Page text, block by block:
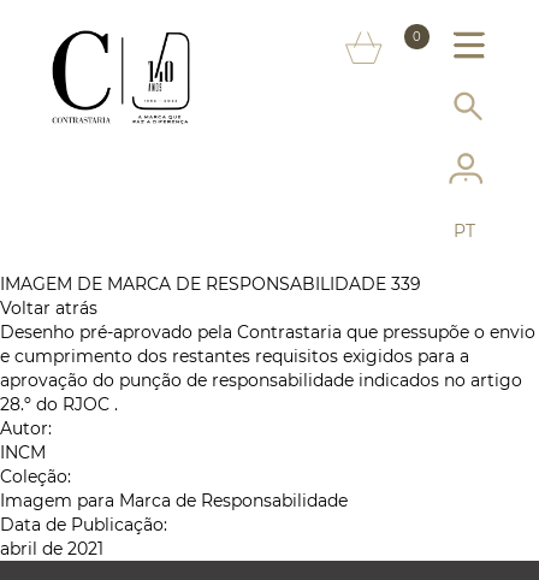
0
INFORMAÇÃO AO CONSUMIDOR
SERVIÇOS
LOJA ONLINE
PT
IMAGEM DE MARCA DE RESPONSABILIDADE 339
Voltar atrás
Desenho pré-aprovado pela Contrastaria que pressupõe o envio
e cumprimento dos restantes requisitos exigidos para a
aprovação do punção de responsabilidade indicados no artigo
28.º do RJOC .
Autor:
INCM
Coleção:
Imagem para Marca de Responsabilidade
Data de Publicação:
abril de 2021